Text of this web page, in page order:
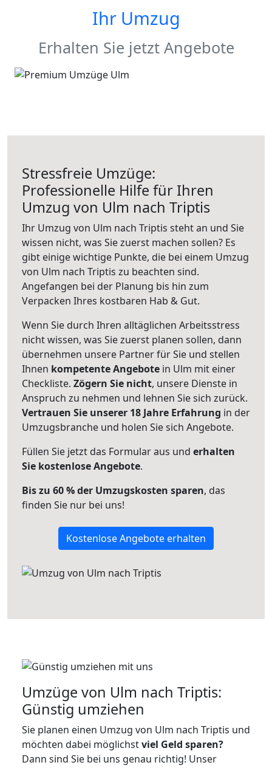
Ihr Umzug
Erhalten Sie jetzt Angebote
Stressfreie Umzüge:
Professionelle Hilfe für Ihren
Umzug von Ulm nach Triptis
Ihr Umzug von Ulm nach Triptis steht an und Sie
wissen nicht, was Sie zuerst machen sollen? Es
gibt einige wichtige Punkte, die bei einem Umzug
von Ulm nach Triptis zu beachten sind.
Angefangen bei der Planung bis hin zum
Verpacken Ihres kostbaren Hab & Gut.
Wenn Sie durch Ihren alltäglichen Arbeitsstress
nicht wissen, was Sie zuerst planen sollen, dann
übernehmen unsere Partner für Sie und stellen
Ihnen kompetente Angebote in Ulm mit einer
Checkliste. Zögern Sie nicht, unsere Dienste in
Anspruch zu nehmen und lehnen Sie sich zurück.
Vertrauen Sie unserer 18 Jahre Erfahrung in der
Umzugsbranche und holen Sie sich Angebote.
Füllen Sie jetzt das Formular aus und erhalten
Sie kostenlose Angebote.
Bis zu 60 % der Umzugskosten sparen, das
finden Sie nur bei uns!
Kostenlose Angebote erhalten
Umzüge von Ulm nach Triptis:
Günstig umziehen
Sie planen einen Umzug von Ulm nach Triptis und
möchten dabei möglichstviel Geld sparen?
Dann sind Sie bei uns genau richtig! Unser